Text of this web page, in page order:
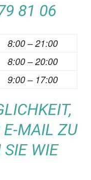
81 06
8:00 – 21:00
8:00 – 20:00
9:00 – 17:00
D
MAIL ZU K
WIE F